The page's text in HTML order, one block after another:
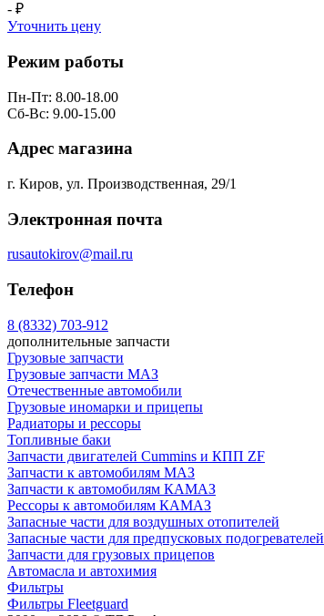
- ₽
Уточнить цену
Режим работы
Пн-Пт: 8.00-18.00
Сб-Вс: 9.00-15.00
Адрес магазина
г. Киров, ул. Производственная, 29/1
Электронная почта
rusautokirov@mail.ru
Телефон
8 (8332) 703-912
дополнительные запчасти
Грузовые запчасти
Грузовые запчасти МАЗ
Отечественные автомобили
Грузовые иномарки и прицепы
Радиаторы и рессоры
Топливные баки
Запчасти двигателей Cummins и КПП ZF
Запчасти к автомобилям МАЗ
Запчасти к автомобилям КАМАЗ
Рессоры к автомобилям КАМАЗ
Запасные части для воздушных отопителей
Запасные части для предпусковых подогревателей
Запчасти для грузовых прицепов
Автомасла и автохимия
Фильтры
Фильтры Fleetguard